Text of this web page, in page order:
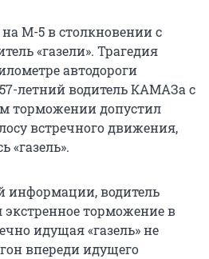
М-5 в столкновении с
«газели». Трагедия
автодороги
летний водитель КАМАЗа с
торможении допустил
встречного движения,
«газель».
информации, водитель
торможение в
идущая «газель» не
впереди идущего